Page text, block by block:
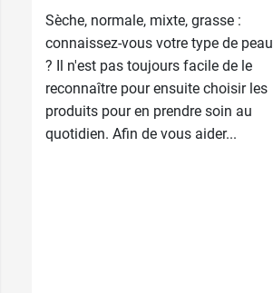
Sèche, normale, mixte, grasse :
connaissez-vous votre type de peau
? Il n'est pas toujours facile de le
reconnaître pour ensuite choisir les
produits pour en prendre soin au
quotidien. Afin de vous aider...